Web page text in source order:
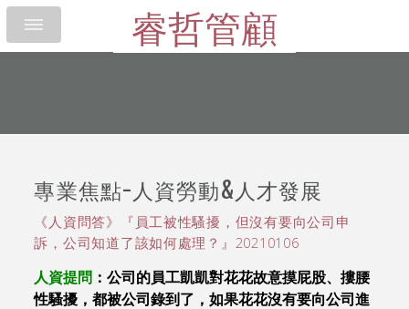
睿哲管顧
專業焦點-人資勞動&人才發展
《人資問答》『員工被性騷擾，但沒有要向公司申
訴，公司知道了該如何處理？』20210106
人資提問 ：公司的員工凱凱對花花故意摸屁股、摟腰
性騷擾，都被公司錄到了，如果花花沒有要向公司進